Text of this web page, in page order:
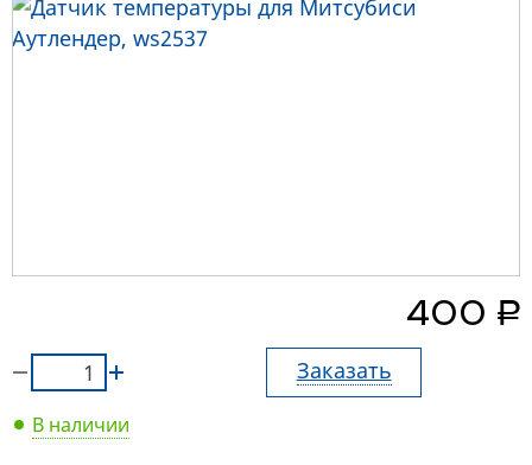
400 руб.
Заказать
В наличии